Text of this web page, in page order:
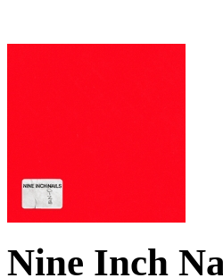
Nine Inch